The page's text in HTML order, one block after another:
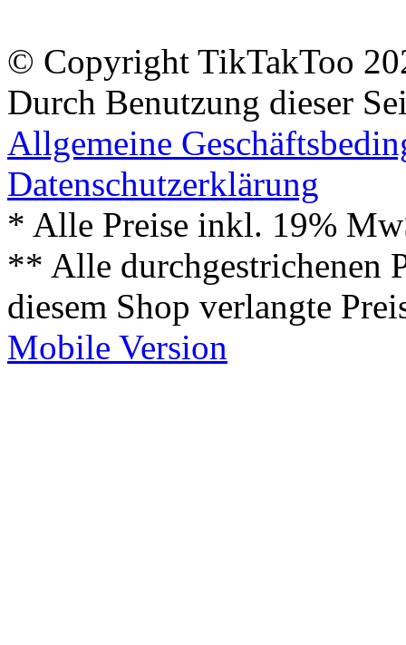
© Copyright TikTakToo
Durch Benutzung dieser
Allgemeine
Datenschutzerklärung
* Alle Preise inkl. 19%
** Alle durchgestrichenen
diesem Shop verlangte
Mobile Version